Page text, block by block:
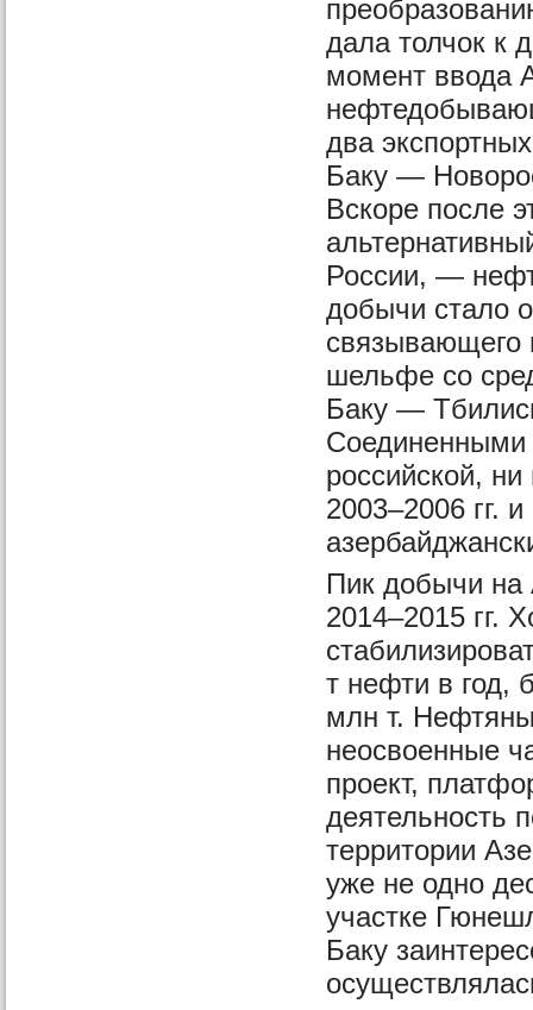
дала толчок к
момент ввода
два
Баку —
Вскоре после
России, —
добычи стало
связывающего
шельфе со
Баку —
Соединенными
российской,
2003–2006 гг.
Пик добычи
2014–2015 гг.
т нефти в год,
млн т.
неосвоенные
проект,
деятельность
территории
уже не одно
участке
Баку